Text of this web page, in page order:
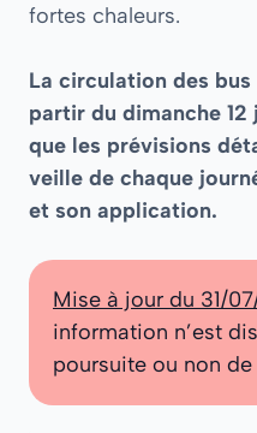
fortes chaleurs.
La circulation des
partir du dimanche
que les prévisions
veille de chaque
et son application.
Mise à jour du 31/
information n’est
poursuite ou non